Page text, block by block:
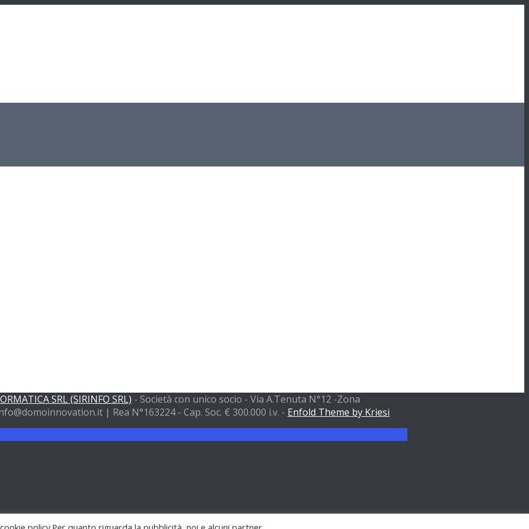
SRL (SIRINFO SRL) - Società con unico socio - Via A.Tenuta N°12 -Zona
| Rea N°163224 - Cap. Soc. € 300.000 i.v. - Enfold Theme by Kriesi